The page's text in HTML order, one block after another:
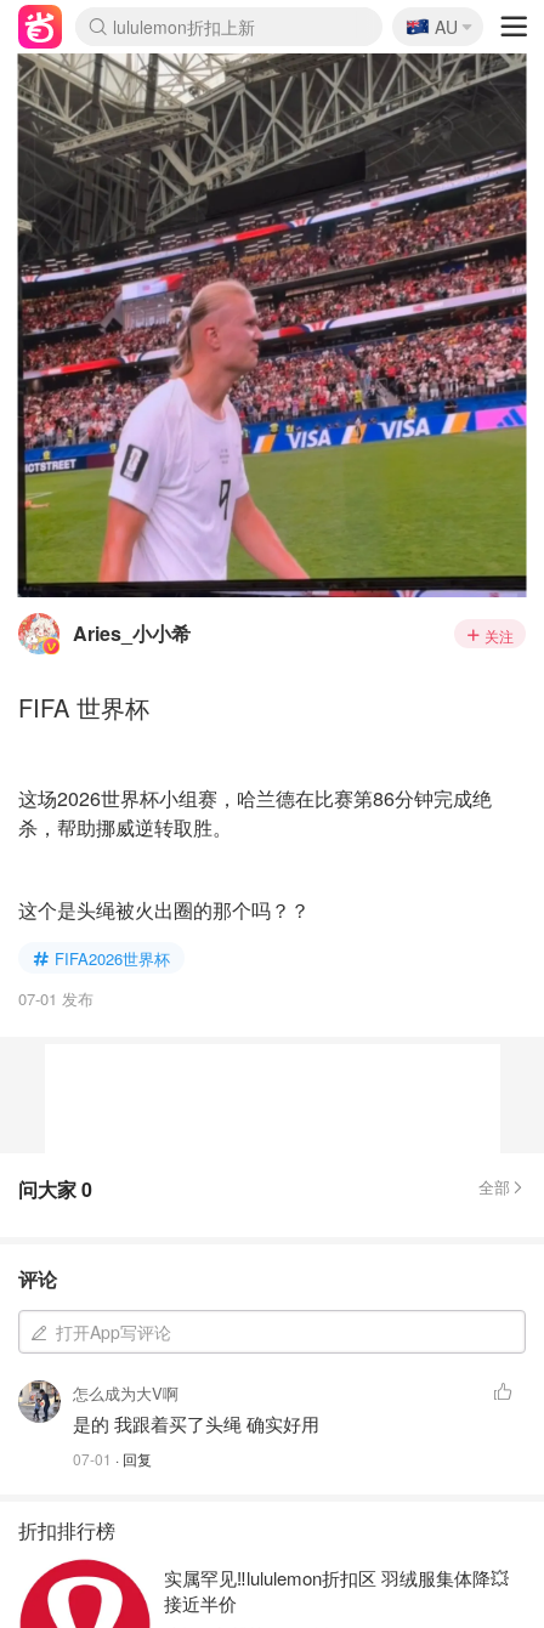
lululemon折扣上新
Sasa美妆护肤3.5折
SSENSE年中3折
FreshBeauty好价汇总
Cettire降价+叠9折
Farfetch折上8折
WWS Coles超市实拍
viagogo二手票捡漏
Myer清仓1折起
The Outnet奢牌1折起
David Jones 3折起
Flannels大牌1折
Perfumes Club护肤1折
AMIRO返校季6.2折
Oweek抽奖送Airpods
Amazon折扣汇总
eToro入金$200送$50
Amazon数码好物
ICONIC本周7.5折
ThedoubleF高奢地板价
Moose Knuckles 6折
丝芙兰5折起
EUFY官网3.7折起
Selenichast首饰2折
Trip机票酒店促销
YSL送5件彩妆礼
Amazon家居好物
BIGBANG巡演开票
David Jones时尚3折
Amazon美妆护肤
雅漾大喷$8
过敏原检测盒$33
伊索独家赠50ml沐浴露
科颜氏清仓3折
SEALIFE海洋馆门票6折
丝塔芙大白罐$16
订阅Newsletter送香薰
Cult Beauty 6.8折
Harrods圣诞日历2.3折
LN-CC奢牌私促3折
d'Alba空姐喷雾$16
EVE LOM套装逆天2折
Bernardelli独家4折
Adore Beauty 6折起
CT圣诞日历
Mytheresa奢品2.7折
Luxury Escapes 9折
Currentbody美容仪9折
MOON Garden Live
ALLSAINTS美衣3折
Roborock扫地机3.7折
Tingo Life水杯$24
Valentino官网5折
CR洗发护发6.3折
🇦🇺
AU
Aries_小小希 关注
FIFA 世界杯
这场2026世界杯小组赛，哈兰德在比赛第86分钟完成绝
杀，帮助挪威逆转取胜。
这个是头绳被火出圈的那个吗？？
FIFA2026世界杯
07-01 发布
问大家0 全部
评论
打开App写评论
怎么成为大V啊
是的 我跟着买了头绳 确实好用
07-01 · 回复
折扣排行榜
实属罕见‼️lululemon折扣区 羽绒服集体降💥
接近半价